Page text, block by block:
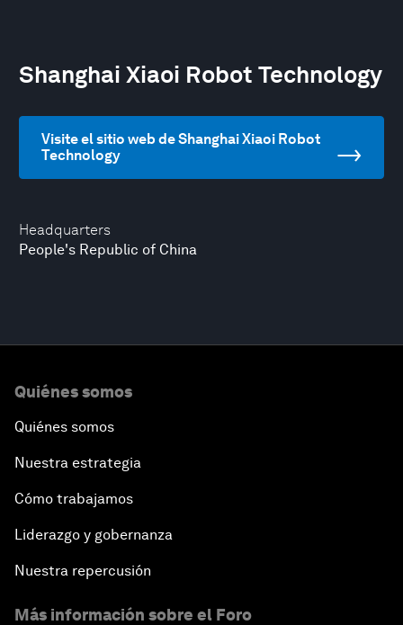
Headquarters
People's Republic of China
Shanghai Xiaoi Robot Technology
Visite el sitio web de Shanghai Xiaoi Robot
Technology
Quiénes somos
Quiénes somos
Nuestra estrategia
Cómo trabajamos
Liderazgo y gobernanza
Nuestra repercusión
Más información sobre el Foro